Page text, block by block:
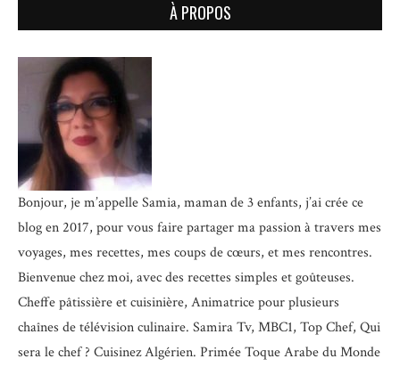
À PROPOS
Bonjour, je m’appelle Samia, maman de 3 enfants, j’ai crée ce
blog en 2017, pour vous faire partager ma passion à travers mes
voyages, mes recettes, mes coups de cœurs, et mes rencontres.
Bienvenue chez moi, avec des recettes simples et goûteuses.
Cheffe pâtissière et cuisinière, Animatrice pour plusieurs
chaînes de télévision culinaire. Samira Tv, MBC1, Top Chef, Qui
sera le chef ? Cuisinez Algérien. Primée Toque Arabe du Monde